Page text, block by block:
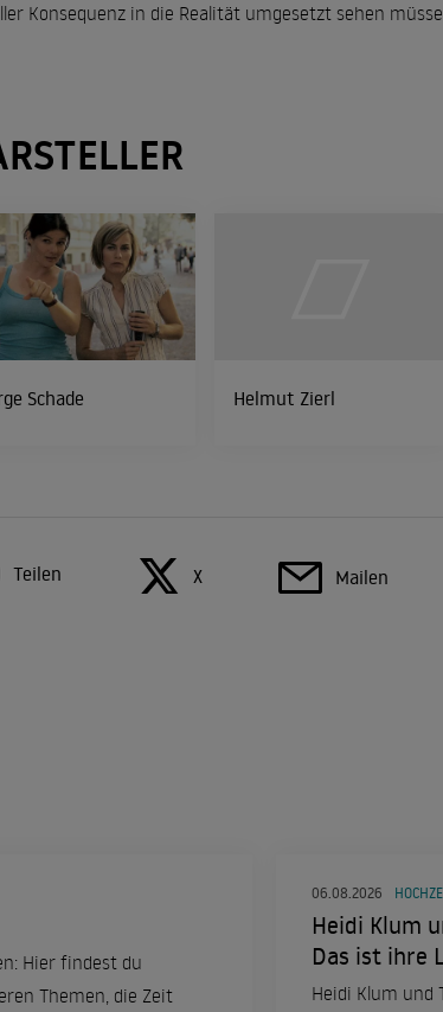
Konsequenz in die Realität umgesetzt sehen
Schade Helmut Zierl
Teilen X Mailen
Hier findest du
Themen, die Zeit
06.08.2026
Heidi Klum
Das ist ihre
Heidi Klum und